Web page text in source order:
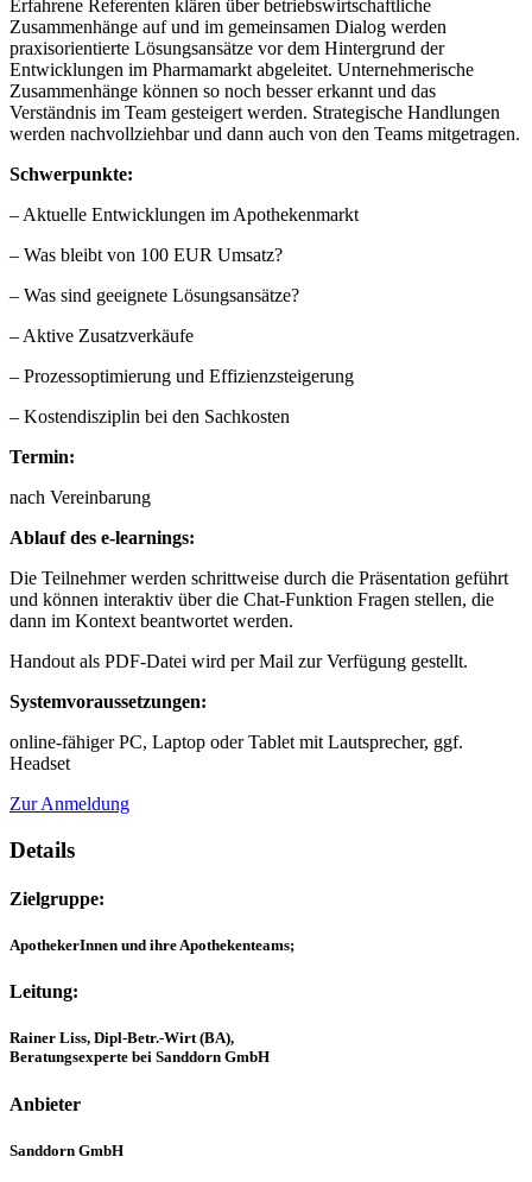
Erfahrene Referenten klären über betriebswirtschaftliche
Zusammenhänge auf und im gemeinsamen Dialog werden
praxisorientierte Lösungsansätze vor dem Hintergrund der
Entwicklungen im Pharmamarkt abgeleitet. Unternehmerische
Zusammenhänge können so noch besser erkannt und das
Verständnis im Team gesteigert werden. Strategische Handlungen
werden nachvollziehbar und dann auch von den Teams mitgetragen.
Schwerpunkte:
– Aktuelle Entwicklungen im Apothekenmarkt
– Was bleibt von 100 EUR Umsatz?
– Was sind geeignete Lösungsansätze?
– Aktive Zusatzverkäufe
– Prozessoptimierung und Effizienzsteigerung
– Kostendisziplin bei den Sachkosten
Termin:
nach Vereinbarung
Ablauf des e-learnings:
Die Teilnehmer werden schrittweise durch die Präsentation geführt
und können interaktiv über die Chat-Funktion Fragen stellen, die
dann im Kontext beantwortet werden.
Handout als PDF-Datei wird per Mail zur Verfügung gestellt.
Systemvoraussetzungen:
online-fähiger PC, Laptop oder Tablet mit Lautsprecher, ggf.
Headset
Zur Anmeldung
Details
Zielgruppe:
ApothekerInnen und ihre Apothekenteams;
Leitung:
Rainer Liss, Dipl-Betr.-Wirt (BA),
Beratungsexperte bei Sanddorn GmbH
Anbieter
Sanddorn GmbH